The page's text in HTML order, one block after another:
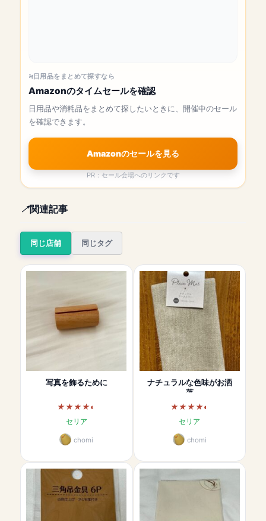
日用品をまとめて探すなら
Amazonのタイムセールを確認
日用品や消耗品をまとめて探したいときに、開催中のセール
を確認できます。
Amazonのセールを見る
PR：セール会場へのリンクです
関連記事
同じ店舗 同じタグ
写真を飾るために
セリア
chomi
ナチュラルな色味がお洒
落
セリア
chomi